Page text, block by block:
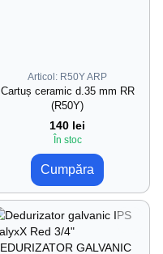
Articol: R50Y ARP
Cartuș ceramic d.35 mm RR
(R50Y)
140 lei
În stoc
Cumpăra